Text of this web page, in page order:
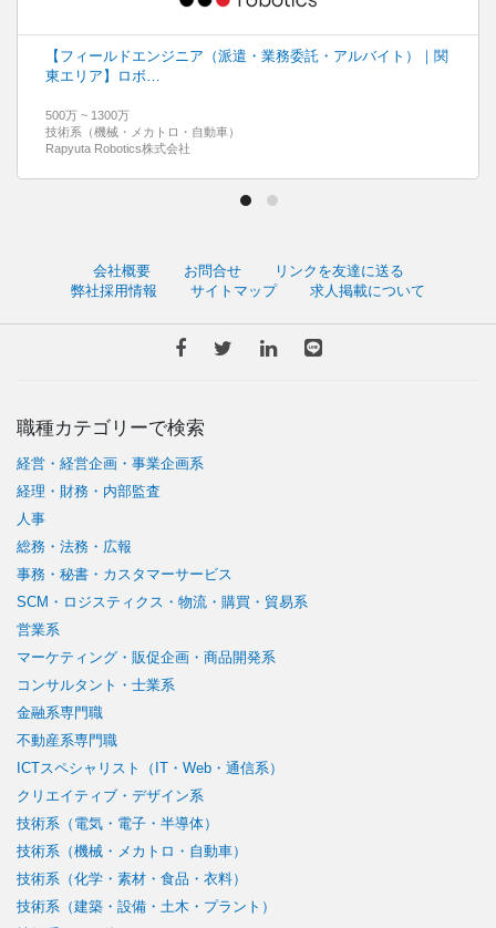
【フィールドエンジニア（派遣・業務委託・アルバイト）｜関
東エリア】ロボ…
500万 ~ 1300万
技術系（機械・メカトロ・自動車）
Rapyuta Robotics株式会社
会社概要 お問合せ
リンクを友達に送る
弊社採用情報
サイトマップ 求人掲載について
職種カテゴリーで検索
経営・経営企画・事業企画系
経理・財務・内部監査
人事
総務・法務・広報
事務・秘書・カスタマーサービス
SCM・ロジスティクス・物流・購買・貿易系
営業系
マーケティング・販促企画・商品開発系
コンサルタント・士業系
金融系専門職
不動産系専門職
ICTスペシャリスト（IT・Web・通信系）
クリエイティブ・デザイン系
技術系（電気・電子・半導体）
技術系（機械・メカトロ・自動車）
技術系（化学・素材・食品・衣料）
技術系（建築・設備・土木・プラント）